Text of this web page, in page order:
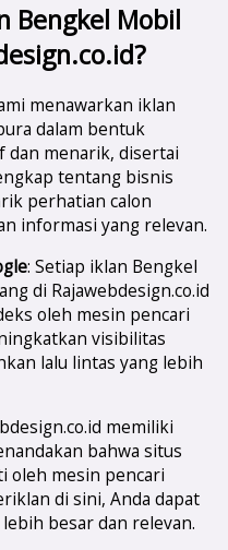
Bengkel Mobil
menawarkan iklan
dalam bentuk
menarik, disertai
tentang bisnis
perhatian calon
informasi yang relevan.
: Setiap iklan Bengkel
di Rajawebdesign.co.id
oleh mesin pencari
visibilitas
lalu lintas yang lebih
memiliki
bahwa situs
oleh mesin pencari
di sini, Anda dapat
besar dan relevan.